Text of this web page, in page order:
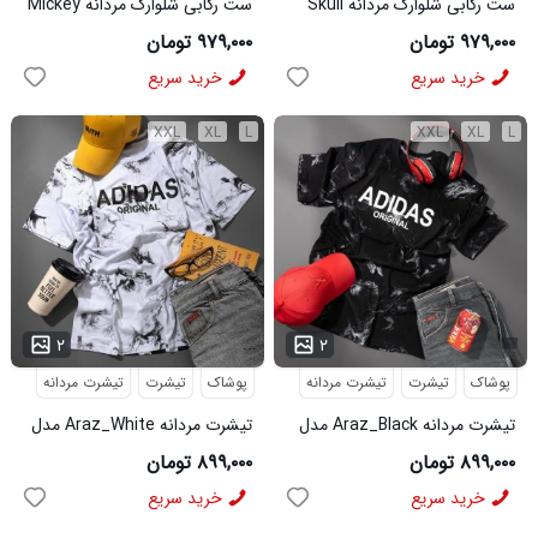
مدل 3996
۹۷۹,۰۰۰ تومان
خرید سریع
مدل 3995
۹۷۹,۰۰۰ تومان
خرید سریع
L
XL
XXL
۲ ...
پوشاک تیشرت تیشرت مردانه
تیشرت مردانه Araz_White مدل
3992
۸۹۹,۰۰۰ تومان
خرید سریع
L
XL
XXL
۲
پوشاک تیشرت تیشرت مردانه
تیشرت مردانه Araz_Black مدل
3991
۸۹۹,۰۰۰ تومان
خرید سریع